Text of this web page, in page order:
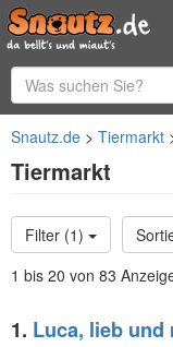
Snautz.de Tiermarkt
Tiermarkt
Filter (1)
1 bis 20 von 83
1. Luca, lieb und